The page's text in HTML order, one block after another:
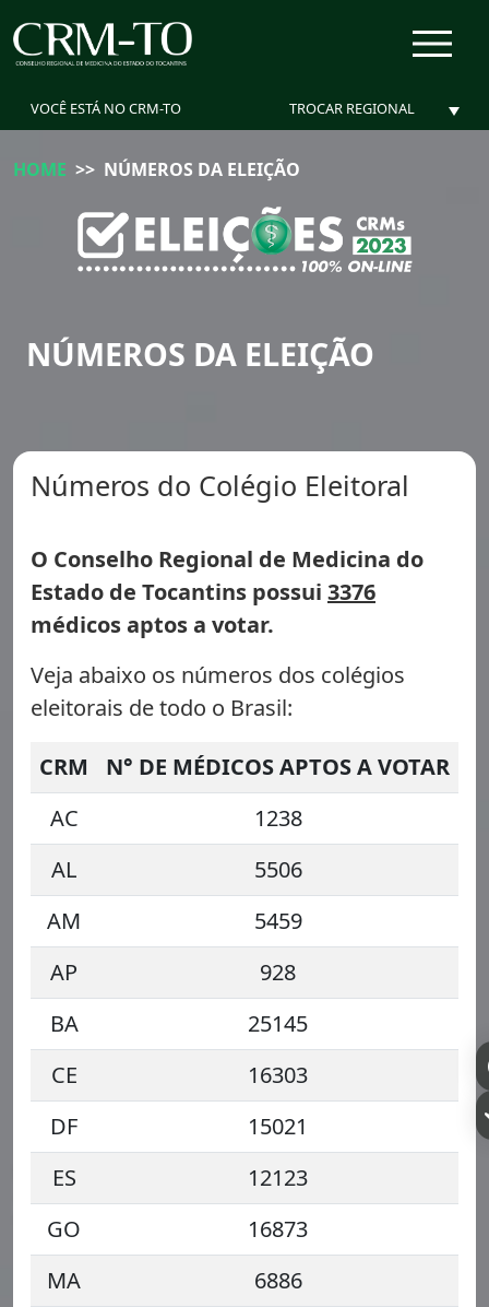
VOCÊ ESTÁ NO CRM-TO
menu
HOME >> NÚMEROS DA ELEIÇÃO
NÚMEROS DA ELEIÇÃO
Números do Colégio Eleitoral
O Conselho Regional de Medicina do
Estado de Tocantins possui 3376
médicos aptos a votar.
Veja abaixo os números dos colégios
eleitorais de todo o Brasil:
CRM
N° DE MÉDICOS APTOS A VOTAR
AC
1238
AL
5506
AM
5459
AP
928
BA
25145
CE
16303
DF
15021
ES
12123
GO
16873
MA
6886